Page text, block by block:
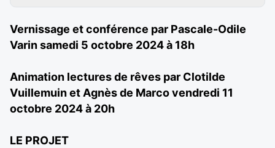
Vernissage et conférence par Pascale-Odile
Varin samedi 5 octobre 2024 à 18h
Animation lectures de rêves par Clotilde
Vuillemuin et Agnès de Marco vendredi 11
octobre 2024 à 20h
LE PROJET